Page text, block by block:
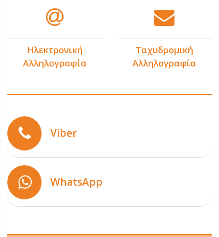
Ηλεκτρονική
Αλληλογραφία
Ταχυδρομική
Αλληλογραφία
Viber
WhatsApp